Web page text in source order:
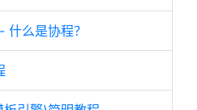
么是协程？